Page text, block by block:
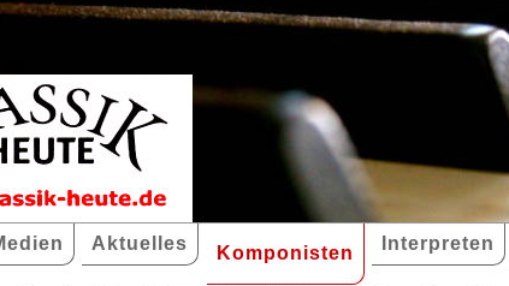
Aktuelles Komponisten Interpreten